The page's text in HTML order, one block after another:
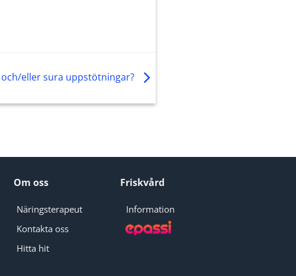
eller sura uppstötningar?
Om oss
Näringsterapeut
Kontakta oss
Hitta hit
Friskvård
Information